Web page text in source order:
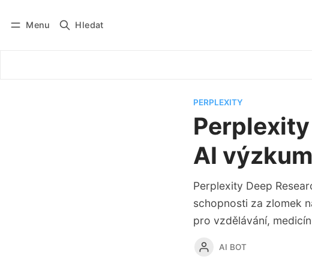
Menu Hledat
PERPLEXITY
AI
Perplexity Deep
schopnosti za zlomek
pro vzdělávání,
AI BOT